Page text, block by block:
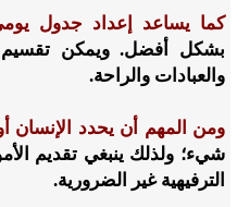
كما يساعد إعداد جدول
بشكل أفضل. ويمكن تقسيم
والعبادات والراحة.
ومن المهم أن يحدد الإنسان
شيء؛ ولذلك ينبغي تقديم
الترفيهية غير الضرورية.